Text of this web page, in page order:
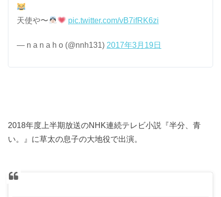
天使や〜 pic.twitter.com/vB7ifRK6zi
— n a n a h o (@nnh131) 2017年3月19日
2018年度上半期放送のNHK連続テレビ小説『半分、青
い。』に草太の息子の大地役で出演。